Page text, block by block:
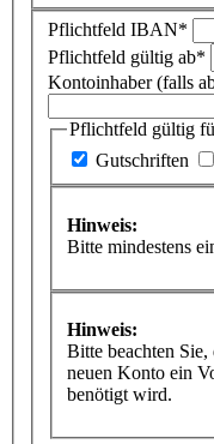
Pflichtfeld IBAN*
Pflichtfeld gültig ab*
Kontoinhaber (falls
Pflichtfeld gültig
Gutschriften
Hinweis:
Bitte mindestens
Hinweis:
Bitte beachten
neuen Konto ein
benötigt wird.